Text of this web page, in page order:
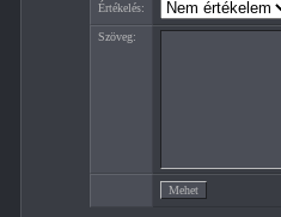
Értékelés:
Szöveg: